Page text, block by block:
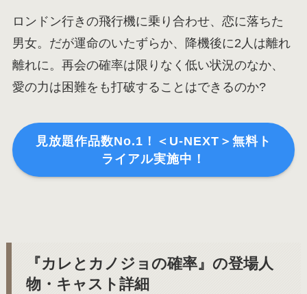
ロンドン行きの飛行機に乗り合わせ、恋に落ちた
男女。だが運命のいたずらか、降機後に2人は離れ
離れに。再会の確率は限りなく低い状況のなか、
愛の力は困難をも打破することはできるのか?
見放題作品数No.1！＜U-NEXT＞無料ト
ライアル実施中！
『カレとカノジョの確率』の登場人
物・キャスト詳細